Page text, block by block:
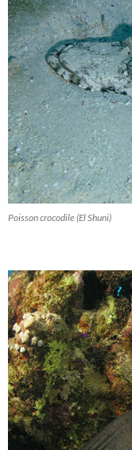
Poisson crocodile (El Shuni)